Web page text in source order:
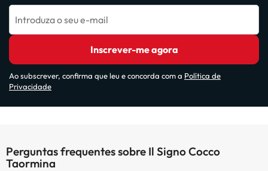
Introduza o seu e-mail
Inscrever-me agora
Ao subscrever, confirma que leu e concorda com a Política de
Privacidade
Perguntas frequentes sobre Il Signo Cocco
Taormina